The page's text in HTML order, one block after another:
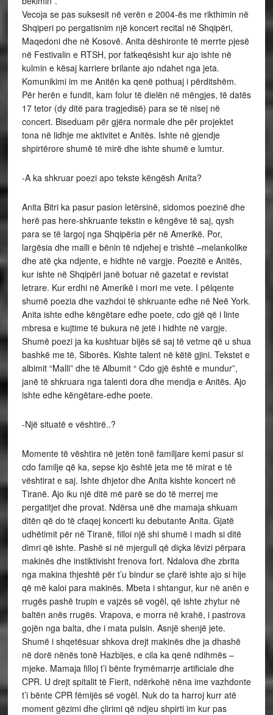
Vecoja se pas suksesit në verën e 2004-ës me rikthimin në
Shqiperi po pergatisnim një koncert recital në Shqipëri,
Maqedoni dhe në Kosovë. Anita dëshironte të merrte pjesë
në Festivalin e RTSH, por fatkeqësisht kur ajo ishte në
kulmin e kësaj karriere brilante ajo ndahet nga jeta.
Komunikimi im me Anitën ka qenë pothuaj i përditshëm.
Për herën e fundit, kam folur të dielën në mëngjes, të datës
17 tetor (dy ditë para tragjedisë) para se të nisej në
concert. Biseduam për gjëra normale dhe për projektet
tona në lidhje me aktivitet e Anitës. Ishte në gjendje
shpirtërore shumë të mirë dhe ishte shumë e lumtur.
-A ka shkruar poezi apo tekste këngësh Anita?
Anita Bitri ka pasur pasion letërsinë, sidomos poezinë dhe
herë pas here-shkruante tekstin e këngëve të saj, qysh
para se të largoj nga Shqipëria për në Amerikë. Por,
largësia dhe malli e bënin të ndjehej e trishtë –melankolike
dhe atë çka ndjente, e hidhte në vargje. Poezitë e Anitës,
kur ishte në Shqipëri janë botuar në gazetat e revistat
letrare. Kur erdhi në Amerikë i mori me vete. I pëlqente
shumë poezia dhe vazhdoi të shkruante edhe në Neë York.
Anita ishte edhe këngëtare edhe poete, cdo gjë që i linte
mbresa e kujtime të bukura në jetë i hidhte në vargje.
Shumë poezi ja ka kushtuar bijës së saj të vetme që u shua
bashkë me të, Siborës. Kishte talent në këtë gjini. Tekstet e
albimit “Malli” dhe të Albumit “ Cdo gjë është e mundur”,
janë të shkruara nga talenti dora dhe mendja e Anitës. Ajo
ishte edhe këngëtare-edhe poete.
-Një situatë e vështirë..?
Momente të vështira në jetën tonë familjare kemi pasur si
cdo familje që ka, sepse kjo është jeta me të mirat e të
vështirat e saj. Ishte dhjetor dhe Anita kishte koncert në
Tiranë. Ajo iku një ditë më parë se do të merrej me
pergatitjet dhe provat. Ndërsa unë dhe mamaja shkuam
ditën që do të cfaqej koncerti ku debutante Anita. Gjatë
udhëtimit për në Tiranë, filloi një shi shumë i madh si ditë
dimri që ishte. Pashë si në mjergull që diçka lëvizi përpara
makinës dhe instiktivisht frenova fort. Ndalova dhe zbrita
nga makina thjeshtë për t’u bindur se çfarë ishte ajo si hije
që më kaloi para makinës. Mbeta i shtangur, kur në anën e
rrugës pashë trupin e vajzës së vogël, që ishte zhytur në
baltën anës rrugës. Vrapova, e morra në krahë, i pastrova
gojën nga balta, dhe i mata pulsin. Asnjë shenjë jete.
Shumë i shqetësuar shkova drejt makinës dhe ja dhashë
në dorë nënës tonë Hazbijes, e cila ka qenë ndihmës –
mjeke. Mamaja filloj t’i bënte frymëmarrje artificiale dhe
CPR. U drejt spitalit të Fierit, ndërkohë nëna ime vazhdonte
t’i bënte CPR fëmijës së vogël. Nuk do ta harroj kurr atë
moment gëzimi dhe çlirimi që ndjeu shpirti im kur pas